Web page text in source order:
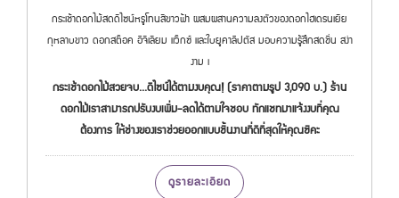
กระเช้าดอกไม้สดดีไซน์หรูโทนสีขาวฟ้า ผสมผสานความลงตัวของดอกไฮเดรนเยีย
กุหลาบขาว ดอกสต๊อค อิจีเลียม แว๊กซ์ และใบยูคาลิปตัส มอบความรู้สึกสดชื่น สง่า
งาม เ
กระเช้าดอกไม้สวยจบ...ดีไซน์ได้ตามงบคุณ! (ราคาตามรูป 3,090 บ.) ร้าน
ดอกไม้เราสามารถปรับงบเพิ่ม-ลดได้ตามใจชอบ ทักแชทมาแจ้งงบที่คุณ
ต้องการ ให้ช่างของเราช่วยออกแบบชิ้นงานที่ดีที่สุดให้คุณซิคะ
ดูรายละเอียด